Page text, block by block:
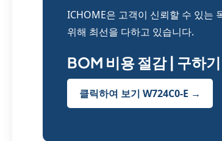
ICHOME은 고객이 신뢰할 수 있는
위해 최선을 다하고 있습니다.
BOM 비용 절감 | 구하
클릭하여 보기 W724C0-E →